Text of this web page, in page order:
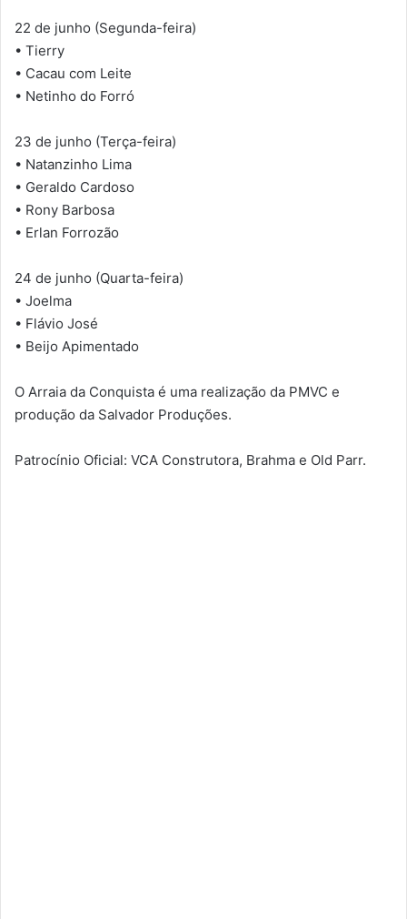
22 de junho (Segunda-feira)
• Tierry
• Cacau com Leite
• Netinho do Forró
23 de junho (Terça-feira)
• Natanzinho Lima
• Geraldo Cardoso
• Rony Barbosa
• Erlan Forrozão
24 de junho (Quarta-feira)
• Joelma
• Flávio José
• Beijo Apimentado
O Arraia da Conquista é uma realização da PMVC e
produção da Salvador Produções.
Patrocínio Oficial: VCA Construtora, Brahma e Old Parr.